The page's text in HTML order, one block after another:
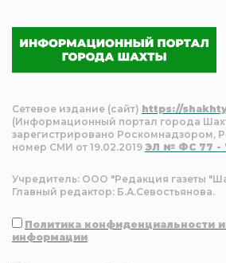
Сетевое издание (сайт) https://
(Информационный портал города
зарегистрировано Роскомнадзором,
номер СМИ от 19.02.2019 ЭЛ № ФС 77 -
Учредитель: ООО "Редакция газеты
Главный редактор: Б.А.Севостьянова.
Политика конфиденциальности
информации